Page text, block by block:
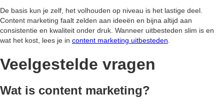
De basis kun je zelf, het volhouden op niveau is het lastige deel.
Content marketing faalt zelden aan ideeën en bijna altijd aan
consistentie en kwaliteit onder druk. Wanneer uitbesteden slim is en
wat het kost, lees je in content marketing uitbesteden.
Veelgestelde vragen
Wat is content marketing?